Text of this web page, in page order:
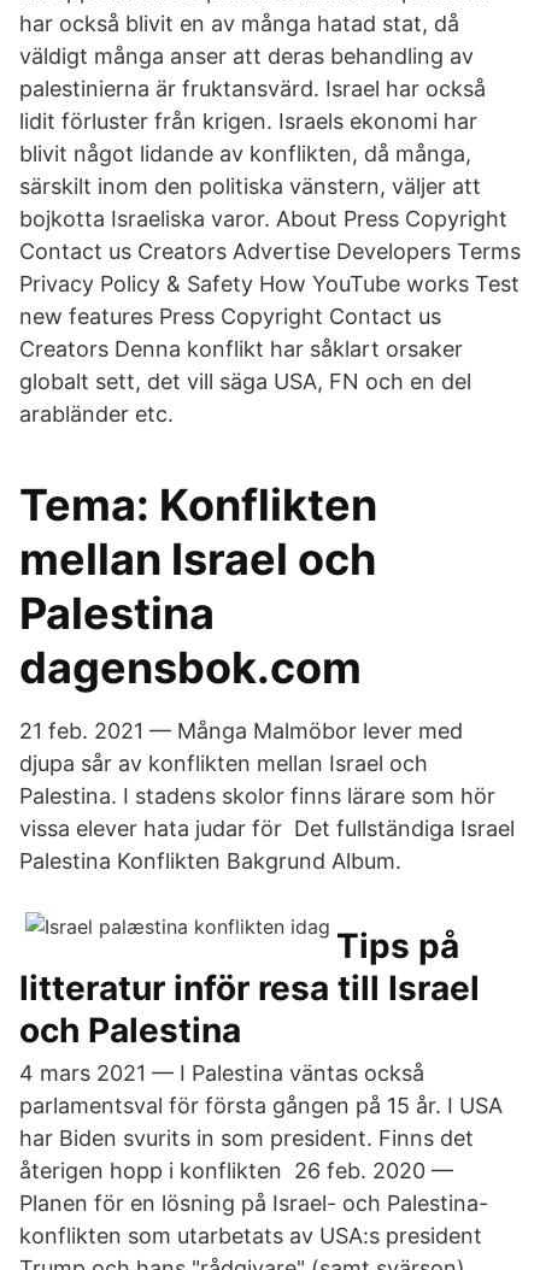
har också blivit en av många hatad stat, då
väldigt många anser att deras behandling av
palestinierna är fruktansvärd. Israel har också
lidit förluster från krigen. Israels ekonomi har
blivit något lidande av konflikten, då många,
särskilt inom den politiska vänstern, väljer att
bojkotta Israeliska varor. About Press Copyright
Contact us Creators Advertise Developers Terms
Privacy Policy & Safety How YouTube works Test
new features Press Copyright Contact us
Creators Denna konflikt har såklart orsaker
globalt sett, det vill säga USA, FN och en del
arabländer etc.
Tema: Konflikten
mellan Israel och
Palestina
dagensbok.com
21 feb. 2021 — Många Malmöbor lever med
djupa sår av konflikten mellan Israel och
Palestina. I stadens skolor finns lärare som hör
vissa elever hata judar för Det fullständiga Israel
Palestina Konflikten Bakgrund Album.
Tips på
litteratur inför resa till Israel
och Palestina
4 mars 2021 — I Palestina väntas också
parlamentsval för första gången på 15 år. I USA
har Biden svurits in som president. Finns det
återigen hopp i konflikten 26 feb. 2020 —
Planen för en lösning på Israel- och Palestina-
konflikten som utarbetats av USA:s president